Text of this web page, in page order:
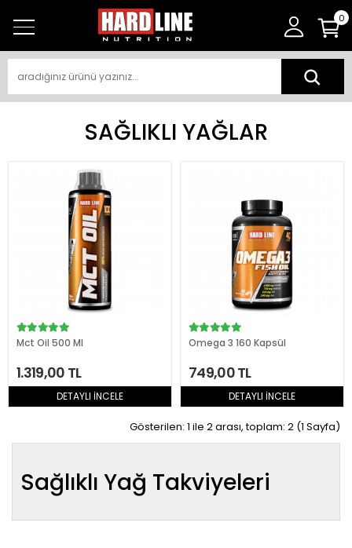
0
SAĞLIKLI YAĞLAR
Mct Oil 500 Ml
1.319,00 TL
DETAYLI İNCELE
Omega 3 160 Kapsül
749,00 TL
DETAYLI İNCELE
Gösterilen: 1 ile 2 arası, toplam: 2 (1 Sayfa)
Sağlıklı Yağ Takviyeleri